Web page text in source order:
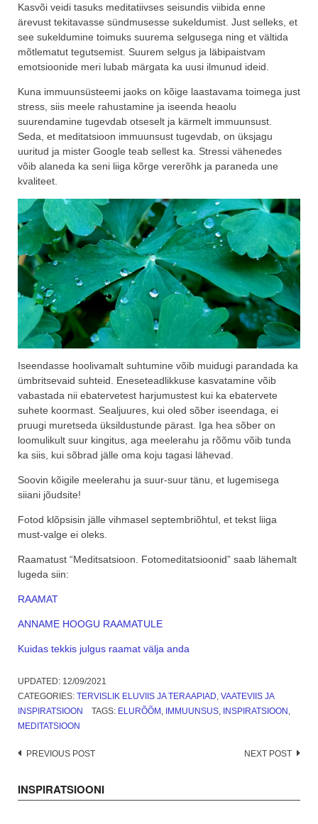
Kasvõi veidi tasuks meditatiivses seisundis viibida enne
ärevust tekitavasse sündmusesse sukeldumist. Just selleks, et
see sukeldumine toimuks suurema selgusega ning et vältida
mõtlematut tegutsemist. Suurem selgus ja läbipaistvam
emotsioonide meri lubab märgata ka uusi ilmunud ideid.
Kuna immuunsüsteemi jaoks on kõige laastavama toimega just
stress, siis meele rahustamine ja iseenda heaolu
suurendamine tugevdab otseselt ja kärmelt immuunsust.
Seda, et meditatsioon immuunsust tugevdab, on üksjagu
uuritud ja mister Google teab sellest ka. Stressi vähenedes
võib alaneda ka seni liiga kõrge vererõhk ja paraneda une
kvaliteet.
Iseendasse hoolivamalt suhtumine võib muidugi parandada ka
ümbritsevaid suhteid. Eneseteadlikkuse kasvatamine võib
vabastada nii ebatervetest harjumustest kui ka ebatervete
suhete koormast. Sealjuures, kui oled sõber iseendaga, ei
pruugi muretseda üksildustunde pärast. Iga hea sõber on
loomulikult suur kingitus, aga meelerahu ja rõõmu võib tunda
ka siis, kui sõbrad jälle oma koju tagasi lähevad.
Soovin kõigile meelerahu ja suur-suur tänu, et lugemisega
siiani jõudsite!
Fotod klõpsisin jälle vihmasel septembriõhtul, et tekst liiga
must-valge ei oleks.
Raamatust “Meditsatsioon. Fotomeditatsioonid” saab lähemalt
lugeda siin:
RAAMAT
ANNAME HOOGU RAAMATULE
Kuidas tekkis julgus raamat välja anda
UPDATED: 12/09/2021
CATEGORIES: TERVISLIK ELUVIIS JA TERAAPIAD, VAATEVIIS JA
INSPIRATSIOON
TAGS: ELURÕÕM , IMMUUNSUS, INSPIRATSIOON ,
MEDITATSIOON
Post
PREVIOUS POST NEXT POST
INSPIRATSIOONI